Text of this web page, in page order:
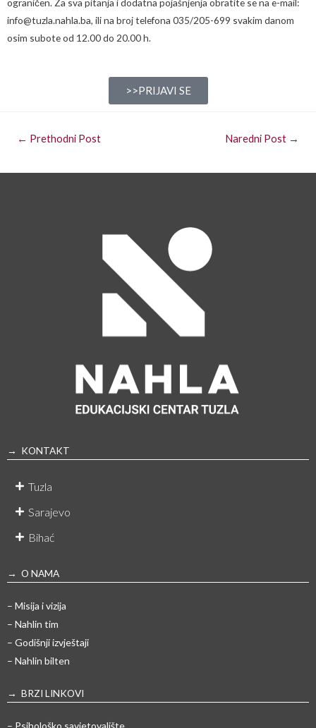
ograničen. Za sva pitanja i dodatna pojašnjenja obratite se na e-mail:
info@tuzla.nahla.ba, ili na broj telefona 035/205-699 svakim danom
osim subote od 12.00 do 20.00 h.
>>PRIJAVI SE
← Prethodni Post Naredni Post →
→ KONTAKT
Tuzla
Sarajevo
Bihać
→ O NAMA
– Misija i vizija
– Nahlin tim
– Godišnji izvještaji
– Nahlin bilten
→ BRZI LINKOVI